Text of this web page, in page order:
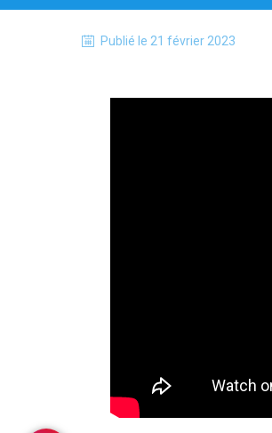
Publié le 21 février 2023